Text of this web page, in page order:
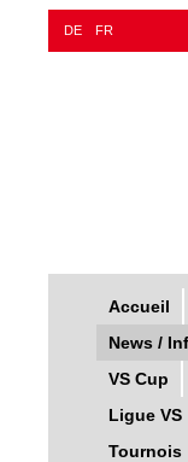
DE FR
Accueil
News /
VS Cup
Ligue VS
Tournois